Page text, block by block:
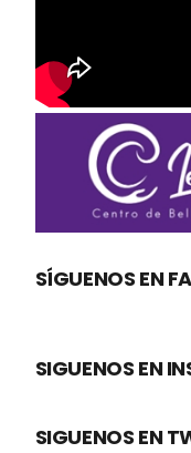
SÍGUENOS EN
SIGUENOS EN
SIGUENOS EN